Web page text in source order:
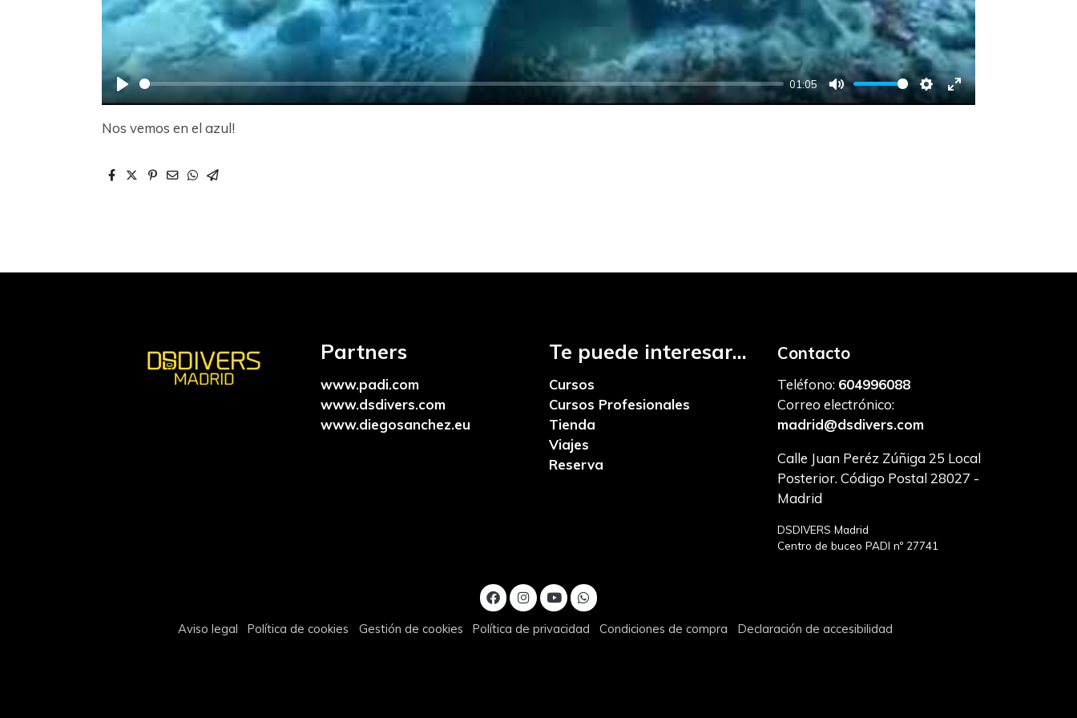
Play
01:05
Mute Settings
Enter
Nos vemos en el azul!
Partners
www.padi.com
www.dsdivers.com
www.diegosanchez.eu
Te puede interesar...
Cursos
Cursos Profesionales
Tienda
Viajes
Reserva
Contacto
Teléfono: 604996088
Correo electrónico:
madrid@dsdivers.com
Calle Juan Peréz Zúñiga 25 Local
Posterior. Código Postal 28027 -
Madrid
DSDIVERS Madrid
Centro de buceo PADI nº 27741
Aviso legal Política de cookies Gestión de cookies Política de privacidad Condiciones de compra Declaración de accesibilidad